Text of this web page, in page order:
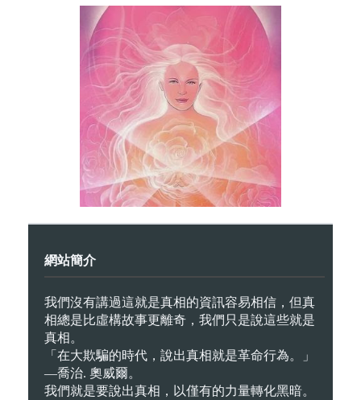
網站簡介
我們沒有講過這就是真相的資訊容易相信，但真
相總是比虛構故事更離奇，我們只是說這些就是
真相。
「在大欺騙的時代，說出真相就是革命行為。」
—喬治. 奧威爾。
我們就是要說出真相，以僅有的力量轉化黑暗。